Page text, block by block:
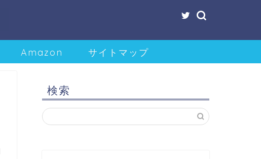
Amazon サイトマップ
検索